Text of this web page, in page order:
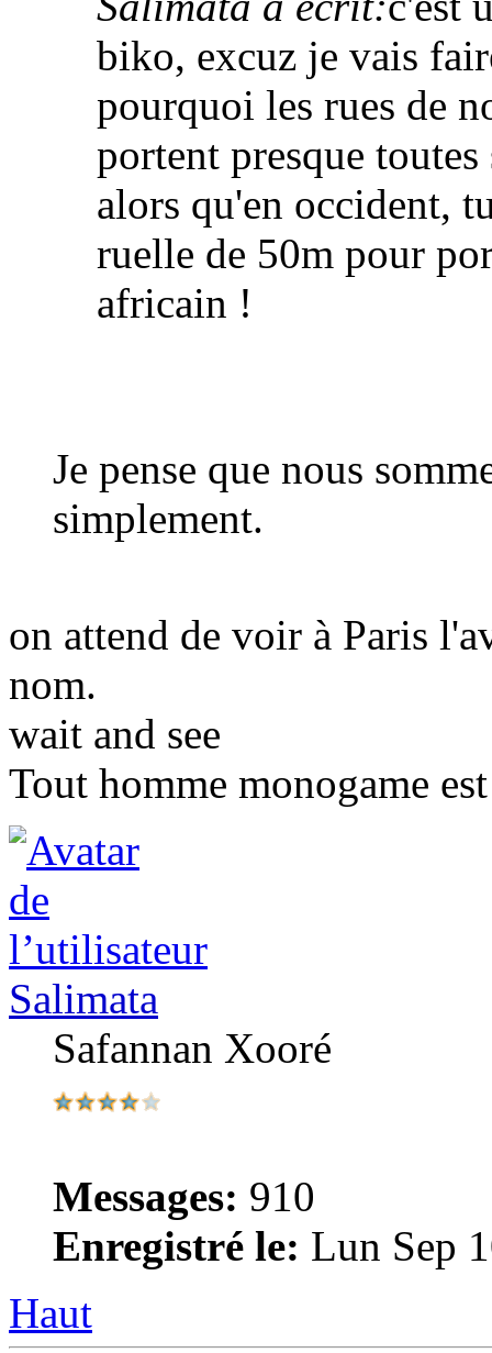
biko, excuz je vais
pourquoi les rues de
portent presque
alors qu'en occident,
ruelle de 50m pour
africain !
Je pense que nous
simplement.
on attend de voir à Paris
nom.
wait and see
Tout homme monogame
Salimata
Safannan Xooré
Messages: 910
Enregistré le: Lun Sep
Haut